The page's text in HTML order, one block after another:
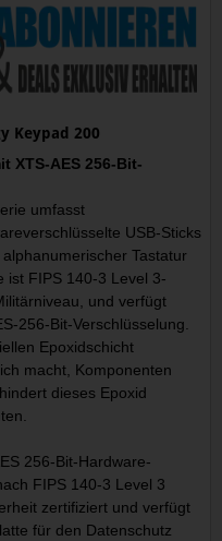
Keypad 200
XTS-AES 256-Bit-
umfasst
USB-Sticks
Tastatur
ist FIPS 140-3 Level 3-
und verfügt
256-Bit-Verschlüsselung.
Epoxidschicht
macht, Komponenten
dieses Epoxid
256-Bit-Hardware-
FIPS 140-3 Level 3
zertifiziert und verfügt
für den Datenschutz